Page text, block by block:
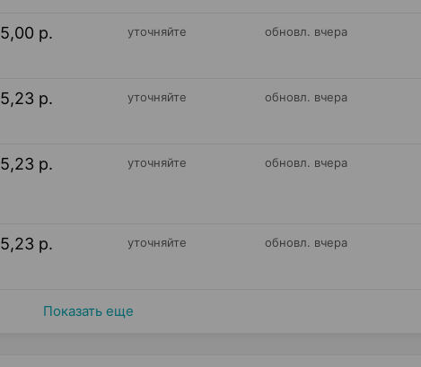
5,00 р. уточняйте обновл. вчера
5,23 р. уточняйте обновл. вчера
5,23 р. уточняйте обновл. вчера
5,23 р. уточняйте обновл. вчера
Показать еще